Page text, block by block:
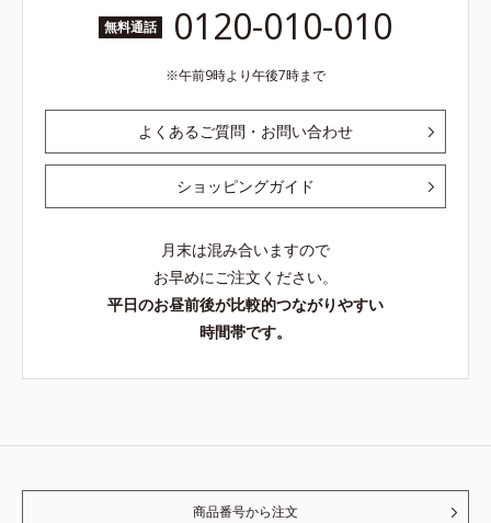
無料通話 0120-010-010
午前9時より午後7時まで
よくあるご質問・お問い合わせ
ショッピングガイド
月末は混み合いますので
お早めにご注文ください。
平日のお昼前後が比較的つながりやすい
時間帯です。
商品番号から注文